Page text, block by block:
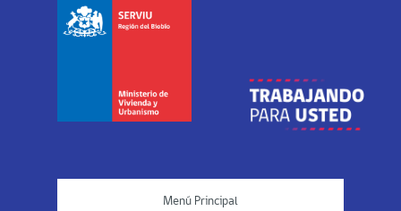
Menú Principal